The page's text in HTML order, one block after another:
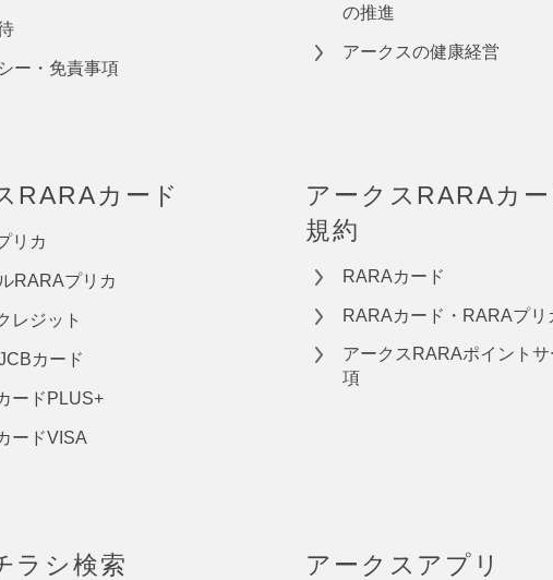
ー・免責事項
の推進
アークスの健康経営
RARAカード
リカ
RARAプリカ
レジット
カード
ードPLUS+
ードVISA
アークスRARAカー
規約
RARAカード
RARAカード・RARAプリ
アークスRARAポイント
項
ラシ検索 アークスアプリ